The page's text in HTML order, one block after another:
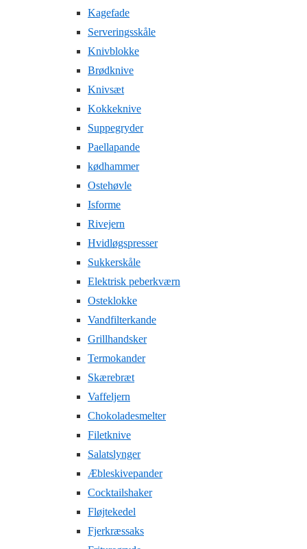
Kagefade
Serveringsskåle
Knivblokke
Brødknive
Knivsæt
Kokkeknive
Suppegryder
Paellapande
kødhammer
Ostehøvle
Isforme
Rivejern
Hvidløgspresser
Sukkerskåle
Elektrisk peberkværn
Osteklokke
Vandfilterkande
Grillhandsker
Termokander
Skærebræt
Vaffeljern
Chokoladesmelter
Filetknive
Salatslynger
Æbleskivepander
Cocktailshaker
Fløjtekedel
Fjerkræssaks